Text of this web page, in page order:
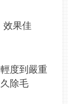
效果佳
度到嚴重
除毛